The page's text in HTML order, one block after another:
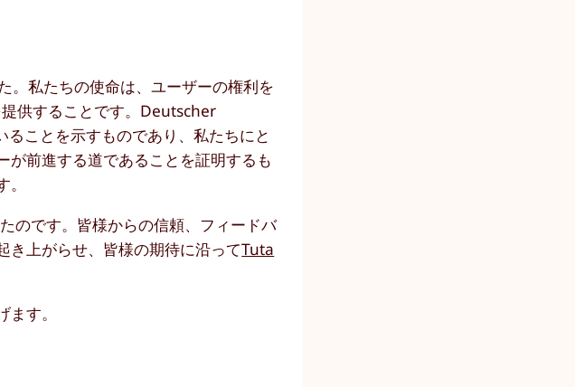
。私たちの使命は、ユーザーの権利を
供することです。Deutscher
ことを示すものであり、私たちにと
が前進する道であることを証明するも
のです。皆様からの信頼、フィードバ
き上がらせ、皆様の期待に沿ってTuta
す。